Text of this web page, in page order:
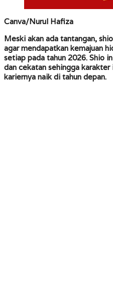
Canva/Nurul Hafiza
Meski akan ada tantangan,
agar mendapatkan kemajuan
setiap pada tahun 2026. Shio
dan cekatan sehingga karakter
kariernya naik di tahun depan.